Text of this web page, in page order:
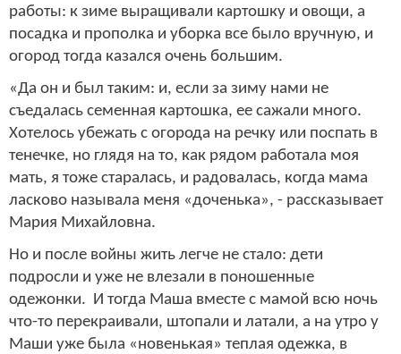
работы: к зиме выращивали картошку и овощи, а
посадка и прополка и уборка все было вручную, и
огород тогда казался очень большим.
«Да он и был таким: и, если за зиму нами не
съедалась семенная картошка, ее сажали много.
Хотелось убежать с огорода на речку или поспать в
тенечке, но глядя на то, как рядом работала моя
мать, я тоже старалась, и радовалась, когда мама
ласково называла меня «доченька», - рассказывает
Мария Михайловна.
Но и после войны жить легче не стало: дети
подросли и уже не влезали в поношенные
одежонки. И тогда Маша вместе с мамой всю ночь
что-то перекраивали, штопали и латали, а на утро у
Маши уже была «новенькая» теплая одежка, в